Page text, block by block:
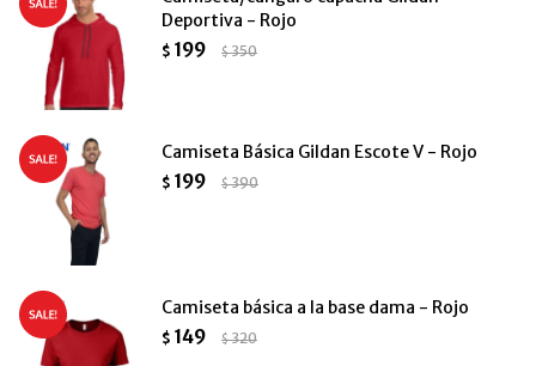
Deportiva - Rojo
$ 199 $350
Camiseta Básica Gildan Escote V - Rojo
$ 199 $390
Camiseta básica a la base dama - Rojo
$ 149 $320